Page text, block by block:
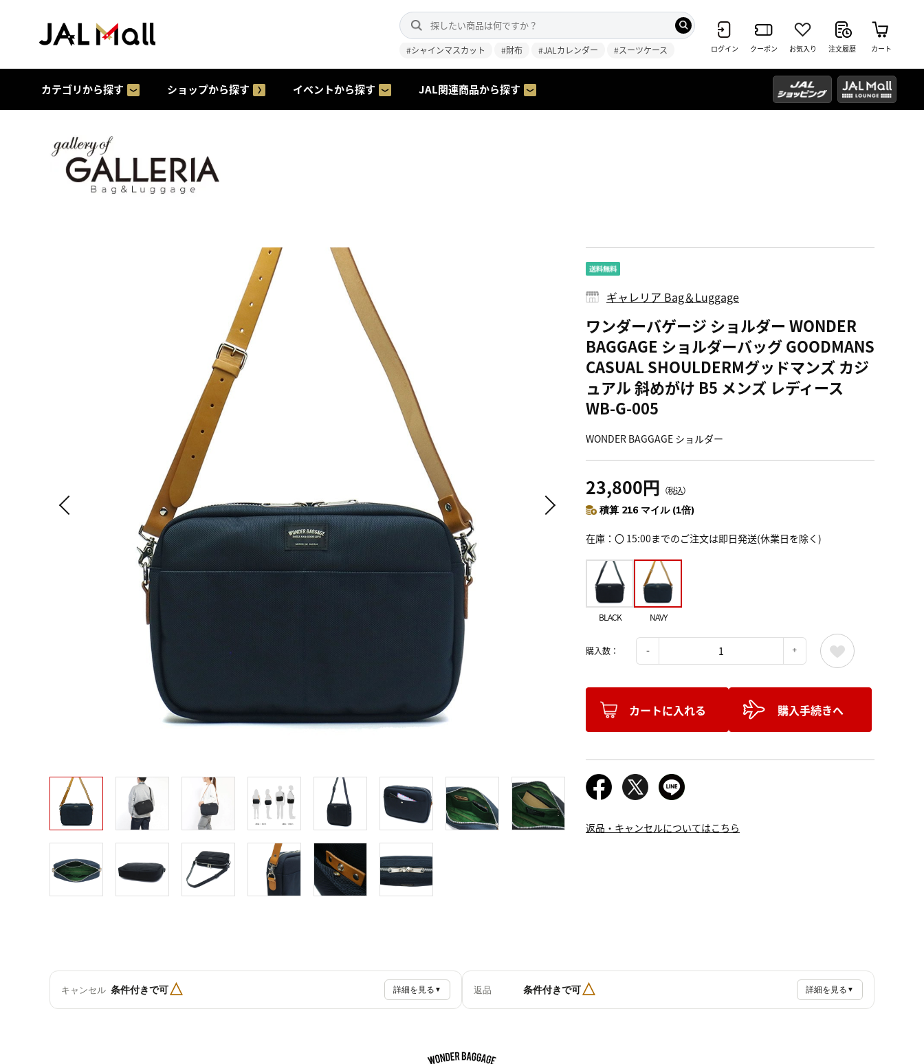
#シャインマスカット #財布 #JALカレンダー #スーツケース ログイン クーポン お気入り 注文履歴 カート
カテゴリから探す ショップから探す イベントから探す JAL関連商品から探す
ギャレリア Bag＆Luggage
ワンダーバゲージ ショルダー WONDER
BAGGAGE ショルダーバッグ GOODMANS
CASUAL SHOULDERMグッドマンズ カジ
ュアル 斜めがけ B5 メンズ レディース
WB-G-005
WONDER BAGGAGE ショルダー
23,800円 （税込）
積算 216 マイル (1倍)
在庫 〇 15:00までのご注文は即日発送(休業日を除く)
BLACK NAVY
購入数：
カートに入れる 購入手続きへ
返品・キャンセルについてはこちら
キャンセル 条件付きで可△ 詳細を見る ▼ 返品 条件付きで可△ 詳細を見る ▼